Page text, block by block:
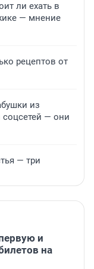
ли ехать в
— мнение
рецептов от
из
соцсетей — они
— три
и
на